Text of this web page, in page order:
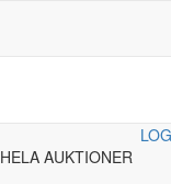
HELA AUKTIONER